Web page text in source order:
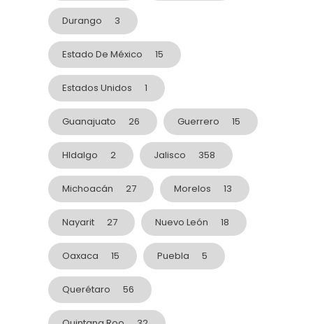
Durango 3
Estado De México 15
Estados Unidos 1
Guanajuato 26 Guerrero 15
HIdalgo 2 Jalisco 358
Michoacán 27 Morelos 13
Nayarit 27 Nuevo León 18
Oaxaca 15 Puebla 5
Querétaro 56